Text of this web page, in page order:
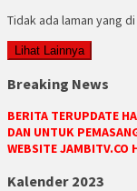
Tidak ada laman yang
Lihat Lainnya
Breaking News
BERITA TERUPDATE
DAN UNTUK
WEBSITE JAMBITV.CO
Kalender 2023